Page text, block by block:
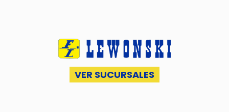
VER SUCURSALES